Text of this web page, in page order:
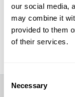
our social media,
may combine it
provided to them
of their services.
Consent
Selection
Necessary
ALPHABET
Off Mode: